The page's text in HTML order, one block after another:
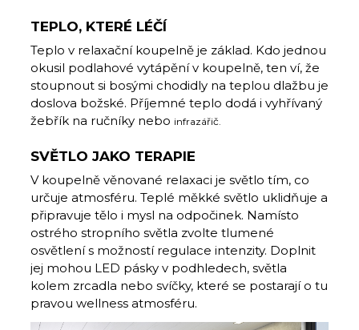
TEPLO, KTERÉ LÉČÍ
Teplo v relaxační koupelně je základ. Kdo jednou
okusil podlahové vytápění v koupelně, ten ví, že
stoupnout si bosými chodidly na teplou dlažbu je
doslova božské. Příjemné teplo dodá i vyhřívaný
žebřík na ručníky nebo infrazářič.
SVĚTLO JAKO TERAPIE
V koupelně věnované relaxaci je světlo tím, co
určuje atmosféru. Teplé měkké světlo uklidňuje a
připravuje tělo i mysl na odpočinek. Namísto
ostrého stropního světla zvolte tlumené
osvětlení s možností regulace intenzity. Doplnit
jej mohou LED pásky v podhledech, světla
kolem zrcadla nebo svíčky, které se postarají o tu
pravou wellness atmosféru.